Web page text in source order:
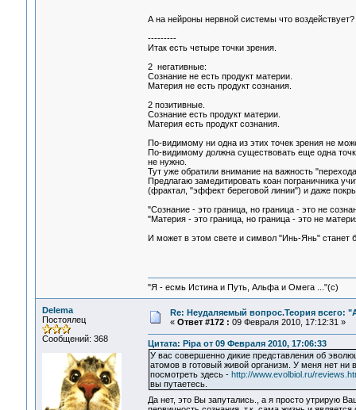
А на нейроны нервной системы что
---------
Итак есть четыре точки зрения.
2 негативные:
Сознание не есть продукт материи.
Материя не есть продукт сознания.
2 позитивные.
Сознание есть продукт материи.
Материя есть продукт сознания.
По-видимому ни одна из этих точек зрения не
По-видимому должна существовать еще одна
не нужно.
Тут уже обратили внимание на важность
Предлагаю замедитировать коан пограничника
(фрактал, "эффект береговой линии") и даже
"Сознание - это граница, но граница - это не
"Материя - это граница, но граница - это не
И может в этом свете и символ "Инь-Янь" станет
"Я - есмь Истина и Путь, Альфа и Омега ..."(с)
Delema
Постоялец
Сообщений: 368
Re: Неудаляемый вопрос.Теория всего:
« Ответ #172 : 09 Февраля 2010, 17:12:31 »
Цитата: Pipa от 09 Февраля 2010, 17:06:33
У вас совершенно дикие представления об
атомов в готовый живой организм. У меня нет
посмотреть здесь - http://www.evolbiol.ru/
вы путаетесь.
Да нет, это Вы запутались., а я просто утрирую